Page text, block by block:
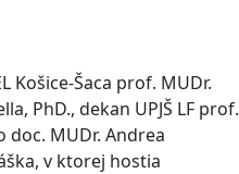
Šaca prof. MUDr.
PhD., dekan UPJŠ LF prof.
doc. MUDr. Andrea
v ktorej hostia